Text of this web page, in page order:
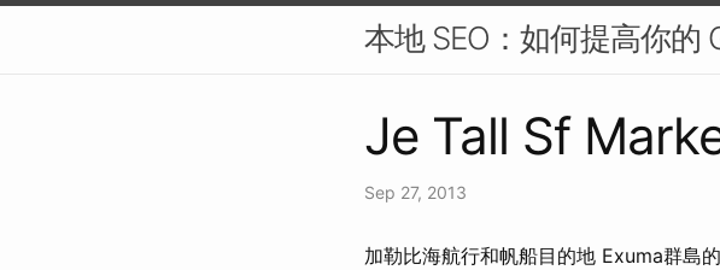
本地 SEO：如何提高你的
Je Tall Sf
Sep 27, 2013
加勒比海航行和帆船目的地 Exuma群島